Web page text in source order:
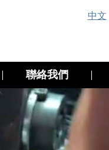
中文
聯絡我們